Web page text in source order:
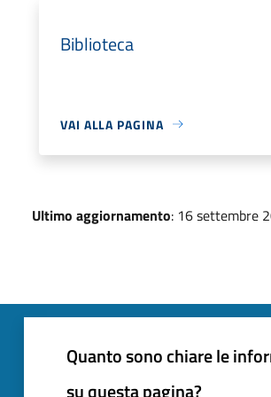
Biblioteca
VAI ALLA PAGINA
Ultimo aggiornamento: 16 settembre
Quanto sono chiare le
su questa pagina?